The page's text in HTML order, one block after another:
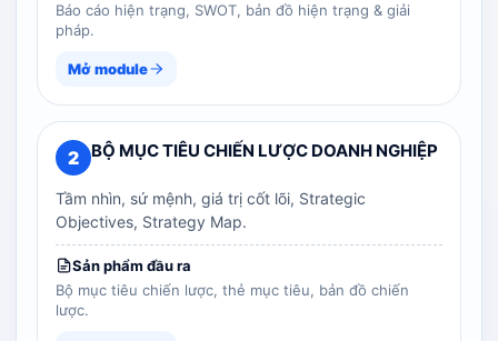
Báo cáo hiện trạng, SWOT, bản đồ hiện trạng & giải
pháp.
Mở module
2 BỘ MỤC TIÊU CHIẾN LƯỢC DOANH NGHIỆP
Tầm nhìn, sứ mệnh, giá trị cốt lõi, Strategic
Objectives, Strategy Map.
Sản phẩm đầu ra
Bộ mục tiêu chiến lược, thẻ mục tiêu, bản đồ chiến
lược.